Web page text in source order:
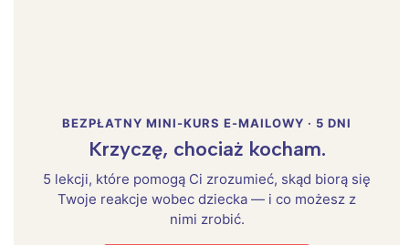
BEZPŁATNY MINI-KURS E-MAILOWY · 5 DNI
Krzyczę, chociaż kocham.
5 lekcji, które pomogą Ci zrozumieć, skąd biorą się
Twoje reakcje wobec dziecka — i co możesz z
nimi zrobić.